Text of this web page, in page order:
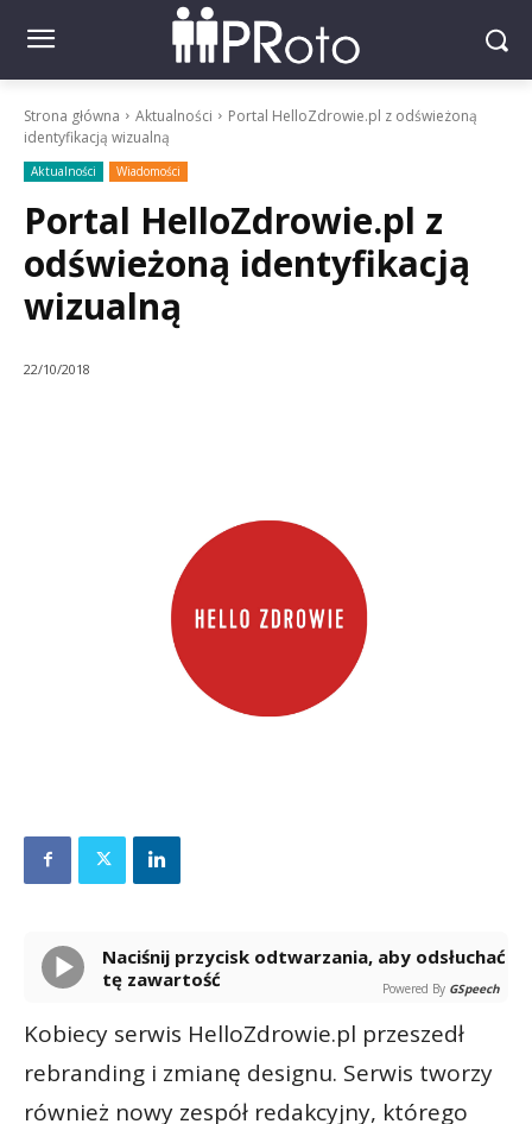
Strona główna Aktualności
Portal HelloZdrowie.pl z odświeżoną
identyfikacją wizualną
Aktualności Wiadomości
Portal HelloZdrowie.pl z
odświeżoną identyfikacją
wizualną
22/10/2018
Naciśnij przycisk odtwarzania, aby odsłuchać
tę zawartość
Powered By GSpeech
Kobiecy serwis HelloZdrowie.pl przeszedł
rebranding i zmianę designu. Serwis tworzy
również nowy zespół redakcyjny, którego